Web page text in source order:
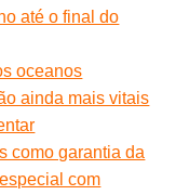
até o final do
oceanos
ainda mais vitais
como garantia da
com